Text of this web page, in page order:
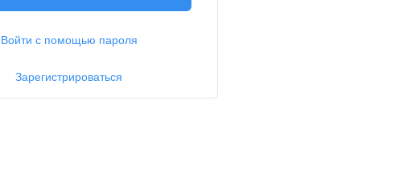
Войти с помощью пароля
Зарегистрироваться